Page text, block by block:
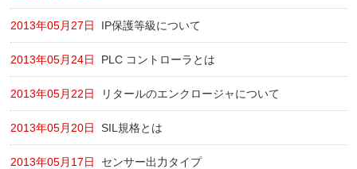
2013年05月27日 IP保護等級について
2013年05月24日 PLC コントローラとは
2013年05月22日 リタールのエンクロージャについて
2013年05月20日 SIL規格とは
2013年05月17日 センサー出力タイプ